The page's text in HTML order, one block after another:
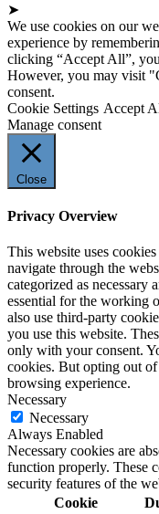
➤
We use cookies on our
experience by
clicking “Accept All”,
However, you may visit
consent.
Cookie Settings Accept
Manage consent
Close
Privacy Overview
This website uses
navigate through the
categorized as necessary
essential for the working
also use third-party
you use this website.
only with your consent.
cookies. But opting out
browsing experience.
Necessary
Necessary
Always Enabled
Necessary cookies are
function properly. These
security features of the
Cookie